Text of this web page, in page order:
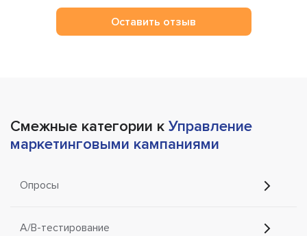
Оставить отзыв
Смежные категории к Управление
маркетинговыми кампаниями
Опросы
A/B-тестирование